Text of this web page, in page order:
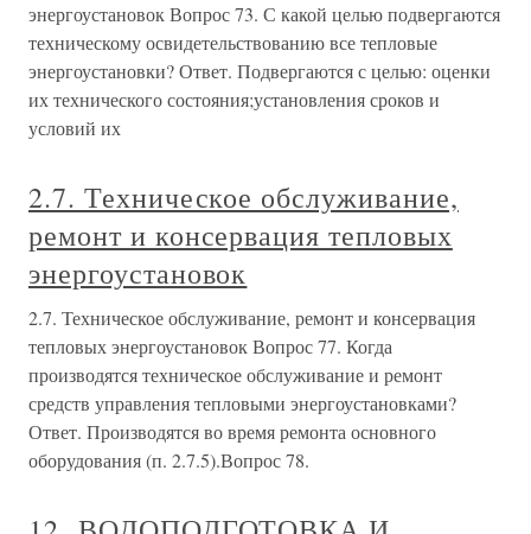
энергоустановок Вопрос 73. С какой целью подвергаются
техническому освидетельствованию все тепловые
энергоустановки? Ответ. Подвергаются с целью: оценки
их технического состояния;установления сроков и
условий их
2.7. Техническое обслуживание,
ремонт и консервация тепловых
энергоустановок
2.7. Техническое обслуживание, ремонт и консервация
тепловых энергоустановок Вопрос 77. Когда
производятся техническое обслуживание и ремонт
средств управления тепловыми энергоустановками?
Ответ. Производятся во время ремонта основного
оборудования (п. 2.7.5).Вопрос 78.